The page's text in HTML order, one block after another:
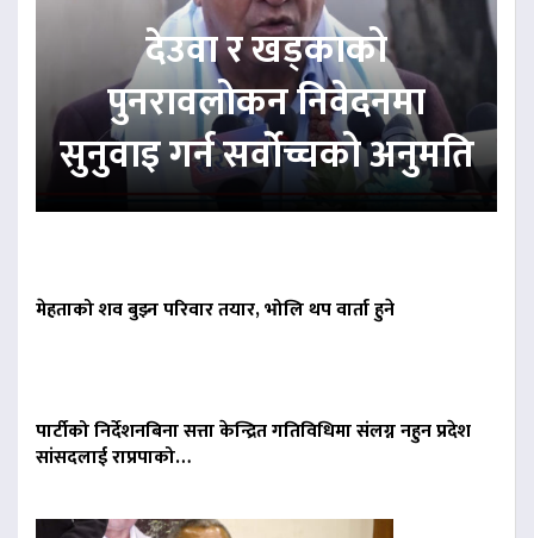
देउवा र खड्काको
पुनरावलोकन निवेदनमा
सुनुवाइ गर्न सर्वोच्चको अनुमति
मेहताको शव बुझ्न परिवार तयार, भोलि थप वार्ता हुने
पार्टीको निर्देशनबिना सत्ता केन्द्रित गतिविधिमा संलग्न नहुन प्रदेश
सांसदलाई राप्रपाको…